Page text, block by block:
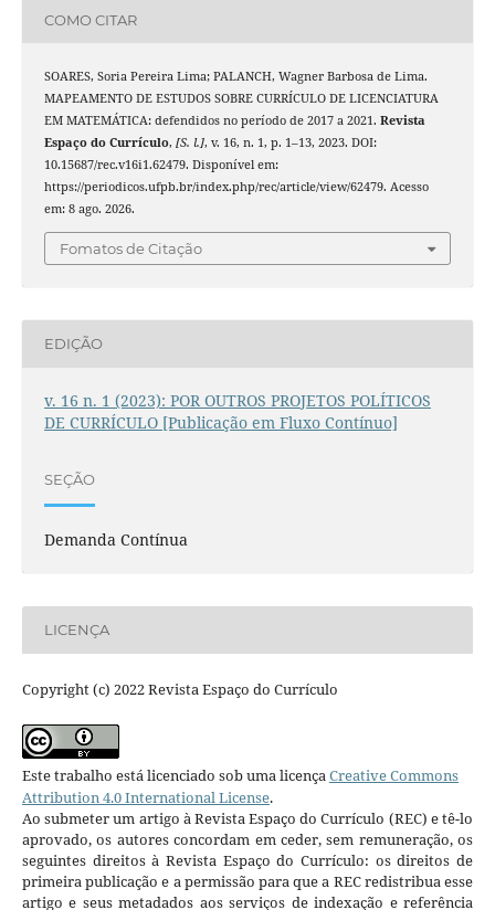
COMO CITAR
SOARES, Soria Pereira Lima; PALANCH, Wagner Barbosa de Lima.
MAPEAMENTO DE ESTUDOS SOBRE CURRÍCULO DE LICENCIATURA
EM MATEMÁTICA: defendidos no período de 2017 a 2021. Revista
Espaço do Currículo, [S. l.], v. 16, n. 1, p. 1–13, 2023. DOI:
10.15687/rec.v16i1.62479. Disponível em:
https://periodicos.ufpb.br/index.php/rec/article/view/62479. Acesso
em: 8 ago. 2026.
Fomatos de Citação
EDIÇÃO
v. 16 n. 1 (2023): POR OUTROS PROJETOS POLÍTICOS
DE CURRÍCULO [Publicação em Fluxo Contínuo]
SEÇÃO
Demanda Contínua
LICENÇA
Copyright (c) 2022 Revista Espaço do Currículo
Este trabalho está licenciado sob uma licençaCreative Commons
Attribution 4.0 International License.
Ao submeter um artigo à Revista Espaço do Currículo (REC) e tê-lo
aprovado, os autores concordam em ceder, sem remuneração, os
seguintes direitos à Revista Espaço do Currículo: os direitos de
primeira publicação e a permissão para que a REC redistribua esse
artigo e seus metadados aos serviços de indexação e referência